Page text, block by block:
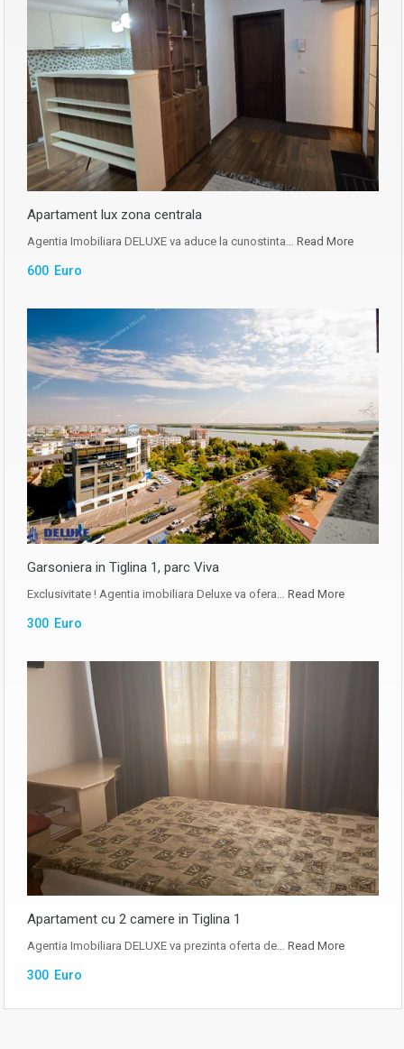
Apartament lux zona centrala
Agentia Imobiliara DELUXE va aduce la cunostinta… Read More
600 Euro
Garsoniera in Tiglina 1, parc Viva
Exclusivitate ! Agentia imobiliara Deluxe va ofera… Read More
300 Euro
Apartament cu 2 camere in Tiglina 1
Agentia Imobiliara DELUXE va prezinta oferta de… Read More
300 Euro